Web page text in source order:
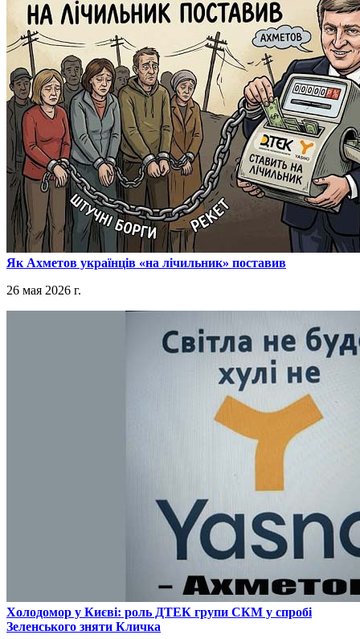
​Як Ахметов українців «на лічильник» поставив
26 мая 2026 г.
​Холодомор у Києві: роль ДТЕК групи СКМ у спробі
Зеленського зняти Кличка